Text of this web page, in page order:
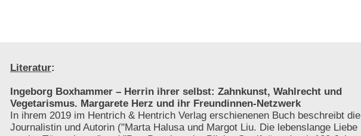
Literatur:
Ingeborg Boxhammer – Herrin ihrer selbst: Zahnkunst, Wahlrecht und
Vegetarismus. Margarete Herz und ihr Freundinnen-Netzwerk
In ihrem 2019 im Hentrich & Hentrich Verlag erschienenen Buch beschreibt die
Journalistin und Autorin ("Marta Halusa und Margot Liu. Die lebenslange Liebe